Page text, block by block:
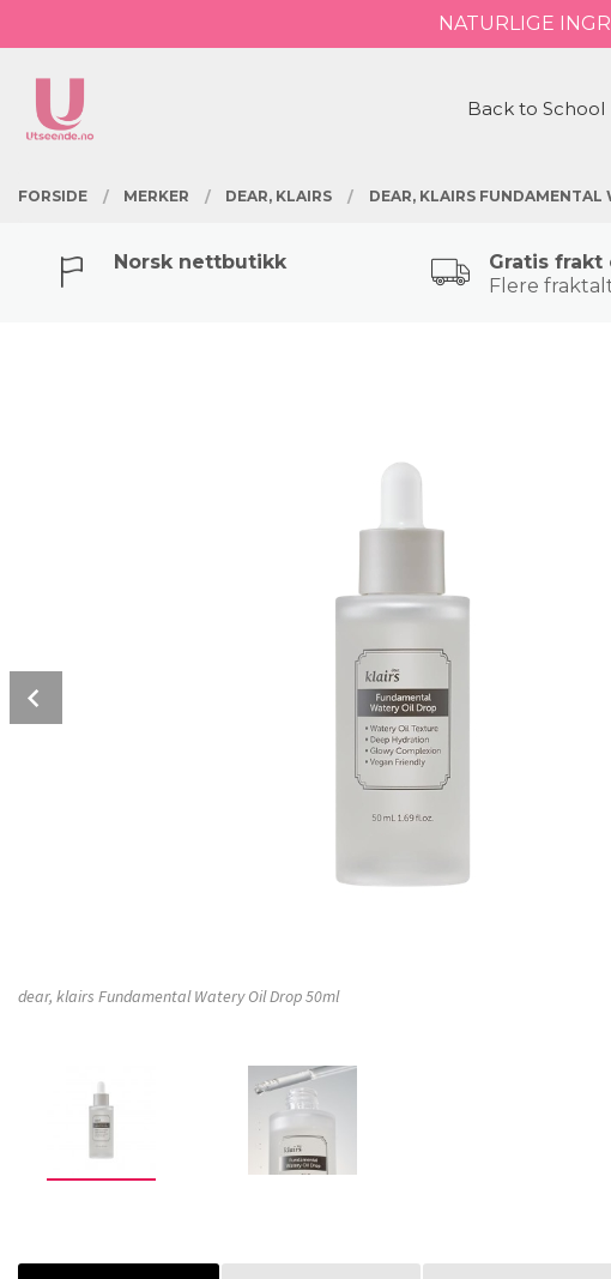
til
NATURLIGE
PRODUKTER
Back to School
FORSIDE MERKER DEAR, KLAIRS DEAR, KLAIRS
Norsk nettbutikk
Gratis frakt
Flere
dear, klairs Fundamental Watery Oil Drop 50ml